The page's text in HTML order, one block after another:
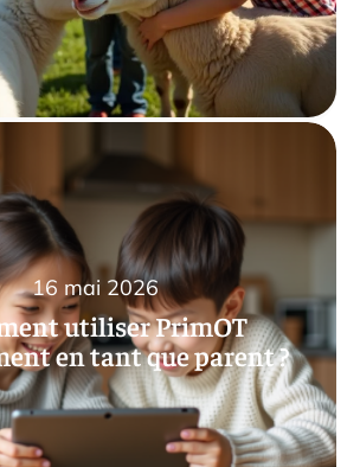
utiliser PrimOT
en tant que parent ?
16 mai 2026